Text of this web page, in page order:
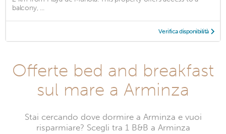
balcony, ...
Verifica disponibilità
Offerte bed and breakfast
sul mare a Arminza
Stai cercando dove dormire a Arminza e vuoi
risparmiare? Scegli tra 1 B&B a Arminza